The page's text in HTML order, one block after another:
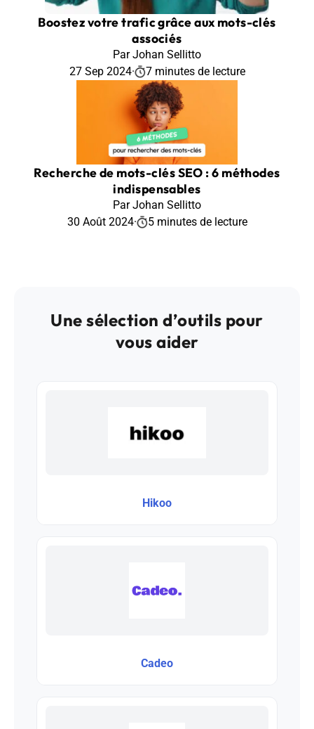
Boostez votre trafic grâce aux mots-clés
associés
Par Johan Sellitto
27 Sep 2024· 7 minutes de lecture
Recherche de mots-clés SEO : 6 méthodes
indispensables
Par Johan Sellitto
30 Août 2024· 5 minutes de lecture
Une sélection d’outils pour
vous aider
Hikoo
Cadeo